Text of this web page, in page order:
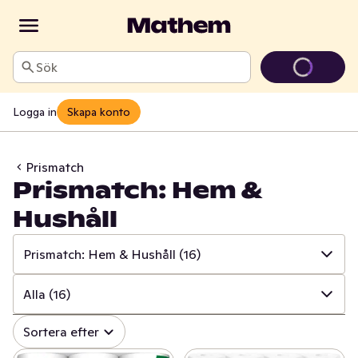
Sök
Logga in Skapa konto
Prismatch
Prismatch: Hem &
Hushåll
Prismatch: Hem & Hushåll (16)
✓ Alla (534)
✓ Prismatch: Frukt & Grönt
Alla (16)
✓ Alla (16)
Sortera efter